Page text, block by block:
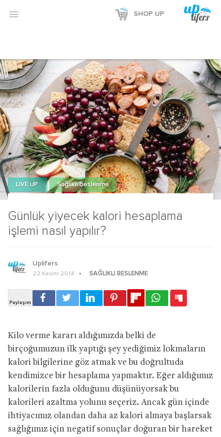
Reklamı Göster
Reklamı Gizle
 SHOP UP
Günlük yiyecek kalori hesaplama
işlemi nasıl yapılır?
LIVE UP Sağlıklı beslenme
Uplifers
22 Kasım 2014 SAĞLIKLI BESLENME
Kilo verme kararı aldığımızda belki de
birçoğumuzun ilk yaptığı şey yediğimiz lokmaların
kalori bilgilerine göz atmak ve bu doğrultuda
kendimizce bir hesaplama yapmaktır. Eğer aldığımız
kalorilerin fazla olduğunu düşünüyorsak bu
kalorileri azaltma yolunu seçeriz. Ancak gün içinde
ihtiyacımız olandan daha az kalori almaya başlarsak
sağlığımız için negatif sonuçlar doğuran bir hareket